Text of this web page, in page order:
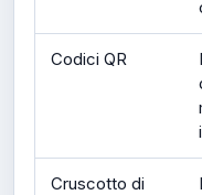
Codici QR
Cruscotto di